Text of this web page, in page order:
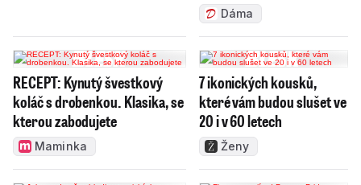
Dáma
RECEPT: Kynutý švestkový
koláč s drobenkou. Klasika, se
kterou zabodujete
Maminka
7 ikonických kousků,
které vám budou slušet ve
20 i v 60 letech
Ženy